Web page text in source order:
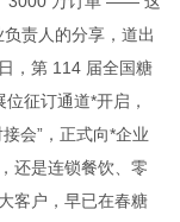
负责人的分享，道出
，第 114 届全国糖
征订通道*开启，
会”，正式向*企业
还是连锁餐饮、零
客户，早已在春糖